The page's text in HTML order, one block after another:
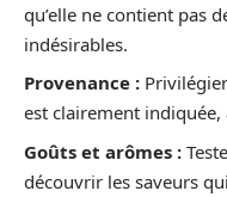
qu’elle ne contient pas
indésirables.
Provenance :
est clairement indiquée,
Goûts et arômes :
découvrir les saveurs